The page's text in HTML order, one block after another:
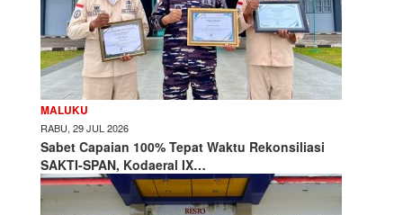
MALUKU
RABU, 29 JUL 2026
Sabet Capaian 100% Tepat Waktu Rekonsiliasi
SAKTI-SPAN, Kodaeral IX…